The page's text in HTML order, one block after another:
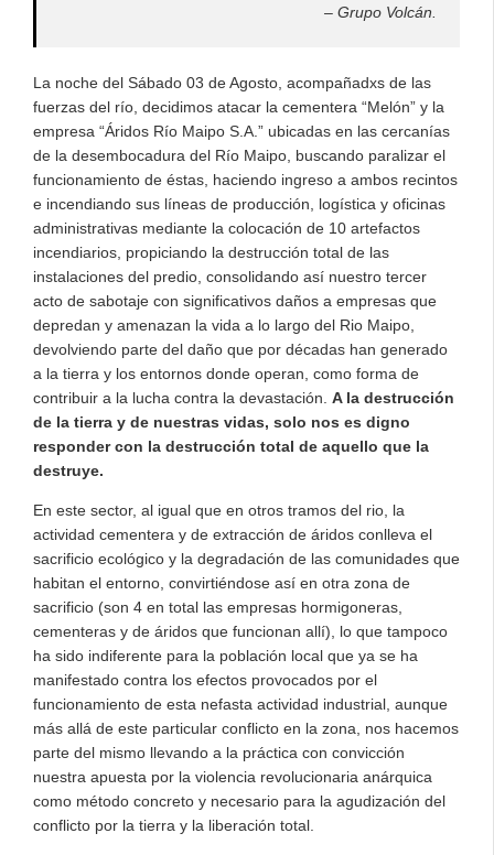
– Grupo Volcán.
La noche del Sábado 03 de Agosto, acompañadxs de las
fuerzas del río, decidimos atacar la cementera “Melón” y la
empresa “Áridos Río Maipo S.A.” ubicadas en las cercanías
de la desembocadura del Río Maipo, buscando paralizar el
funcionamiento de éstas, haciendo ingreso a ambos recintos
e incendiando sus líneas de producción, logística y oficinas
administrativas mediante la colocación de 10 artefactos
incendiarios, propiciando la destrucción total de las
instalaciones del predio, consolidando así nuestro tercer
acto de sabotaje con significativos daños a empresas que
depredan y amenazan la vida a lo largo del Rio Maipo,
devolviendo parte del daño que por décadas han generado
a la tierra y los entornos donde operan, como forma de
contribuir a la lucha contra la devastación. Ala destrucción
de la tierra y de nuestras vidas, solo nos es digno
responder con la destrucción total de aquello que la
destruye.
En este sector, al igual que en otros tramos del rio, la
actividad cementera y de extracción de áridos conlleva el
sacrificio ecológico y la degradación de las comunidades que
habitan el entorno, convirtiéndose así en otra zona de
sacrificio (son 4 en total las empresas hormigoneras,
cementeras y de áridos que funcionan allí), lo que tampoco
ha sido indiferente para la población local que ya se ha
manifestado contra los efectos provocados por el
funcionamiento de esta nefasta actividad industrial, aunque
más allá de este particular conflicto en la zona, nos hacemos
parte del mismo llevando a la práctica con convicción
nuestra apuesta por la violencia revolucionaria anárquica
como método concreto y necesario para la agudización del
conflicto por la tierra y la liberación total.